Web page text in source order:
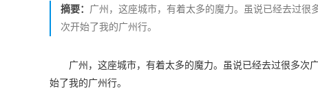
摘要： 广州，这座城市，有着太多的魔力。虽说已经去过很
次开始了我的广州行。
广州，这座城市，有着太多的魔力。虽说已经去过很多次
始了我的广州行。